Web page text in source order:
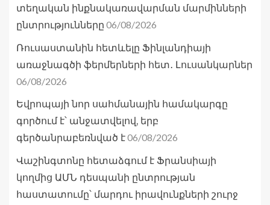
տեղական ինքնակառավարման մարմինների
ընտրությունները 06/08/2026
Ռուսաստանին հետևելը Ֆինլանդիայի
առաջնագծի ֆերմերների հետ․ Լուսանկարներ
06/08/2026
Եվրոպայի նոր սահմանային համակարգը
գործում է՝ անջատվելով, երբ
գերծանրաբեռնված է06/08/2026
Վաշինգտոնը հետաձգում է Ֆրանսիայի
կողմից ԱՄՆ դեսպանի ընտրության
հաստատումը՝ մարդու իրավունքների շուրջ